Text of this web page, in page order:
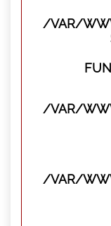
/VAR/
/VAR/
/VAR/